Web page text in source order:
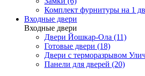
Комплект фурнитуры на 1
Входные двери
Входные двери
Двери Йошкар-Ола (11)
Готовые двери (18)
Двери с терморазрывом
Панели для дверей (20)